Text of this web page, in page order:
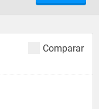
Comparar